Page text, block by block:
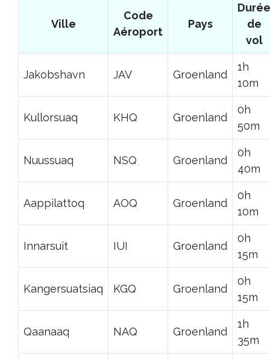
Ville
Code
Aéroport
Pays
Durée
de
vol
Jakobshavn JAV Groenland
1h
10m
Kullorsuaq KHQ Groenland
0h
50m
Nuussuaq NSQ Groenland
0h
40m
Aappilattoq AOQ Groenland
0h
10m
Innarsuit IUI Groenland
0h
15m
Kangersuatsiaq KGQ Groenland
0h
15m
Qaanaaq NAQ Groenland
1h
35m